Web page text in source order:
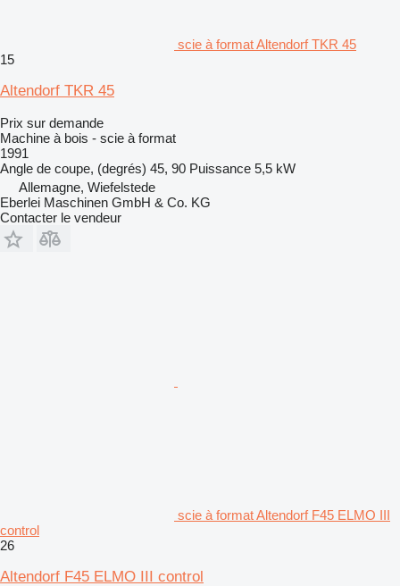
scie à format Altendorf TKR 45
15
Altendorf TKR 45
Prix sur demande
Machine à bois - scie à format
1991
Angle de coupe, (degrés) 45, 90 Puissance 5,5 kW
Allemagne, Wiefelstede
Eberlei Maschinen GmbH & Co. KG
Contacter le vendeur
scie à format Altendorf F45 ELMO III
control
26
Altendorf F45 ELMO III control